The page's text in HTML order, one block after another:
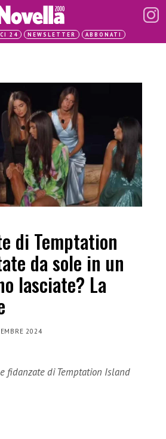
24 NEWSLETTER ABBONATI
di Temptation
da sole in un
lasciate? La
2024
fidanzate di Temptation Island